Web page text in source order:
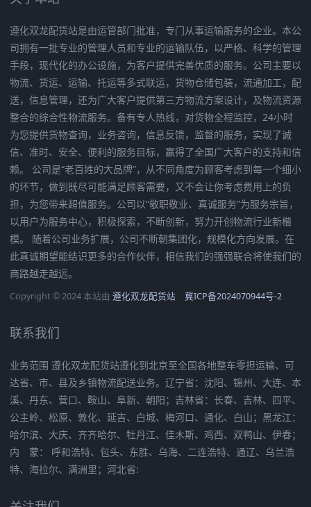
遵化双龙配货站是由运管部门批准，专门从事运输服务的企业。本公
司拥有一批专业的管理人员和专业的运输队伍，以严格、科学的管理
手段，现代化的办公设施，为客户提供完善优质的服务。公司主要以
物流、货运、运输、托运等多式联运，货物仓储包装，流通加工，配
送，信息管理，还为广大客户提供第三方物流方案设计，及物流资源
整合的综合性物流服务。备有专人热线，对货物全程监控，24小时
为您提供货物查询，业务咨询，信息反馈，监督的服务，实现了诚
信、准时、安全、便利的服务目标，赢得了全国广大客户的支持和信
赖。 公司是“老百姓的大品牌”，从不同角度为顾客考虑到每一个细小
的环节，做到既尽可能满足顾客需要，又不会让你考虑费用上的负
担，为您带来超值服务。公司以“敬职敬业、真诚服务”为服务宗旨，
以用户为服务中心，积极探索，不断创新，努力开创物流行业新楷
模。 随着公司业务扩展，公司不断朝集团化，规模化方向发展。在
此真诚期望能结识更多的合作伙伴，相信我们的强强联合将使我们的
商路越走越远。
Copyright © 2024 本站由 遵化双龙配货站 冀ICP备2024070944号-2
联系我们
业务范围 遵化双龙配货站遵化到北京至全国各地整车零担运输、可
达省、市、县及乡镇物流配送业务。辽宁省：沈阳、锦州、大连、本
溪、丹东、营口、鞍山、阜新、朝阳；吉林省：长春、吉林、四平、
公主岭、松原、敦化、延吉、白城、梅河口、通化、白山；黑龙江：
哈尔滨、大庆、齐齐哈尔、牡丹江、佳木斯、鸡西、双鸭山、伊春；
内 蒙： 呼和浩特、包头、东胜、乌海、二连浩特、通辽、乌兰浩
特、海拉尔、满洲里；河北省: